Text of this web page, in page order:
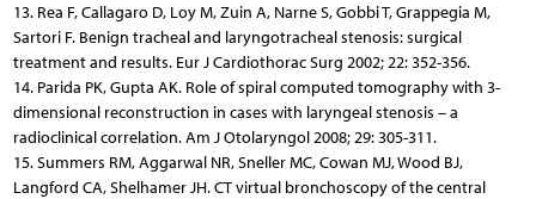
13. Rea F, Callagaro D, Loy M, Zuin A, Narne S, Gobbi T, Grappegia M,
Sartori F. Benign tracheal and laryngotracheal stenosis: surgical
treatment and results. Eur J Cardiothorac Surg 2002; 22: 352-356.
14. Parida PK, Gupta AK. Role of spiral computed tomography with 3-
dimensional reconstruction in cases with laryngeal stenosis – a
radioclinical correlation. Am J Otolaryngol 2008; 29: 305-311.
15. Summers RM, Aggarwal NR, Sneller MC, Cowan MJ, Wood BJ,
Langford CA, Shelhamer JH. CT virtual bronchoscopy of the central